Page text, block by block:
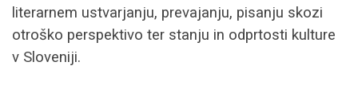
literarnem ustvarjanju, prevajanju, pisanju skozi
otroško perspektivo ter stanju in odprtosti kulture
v Sloveniji.